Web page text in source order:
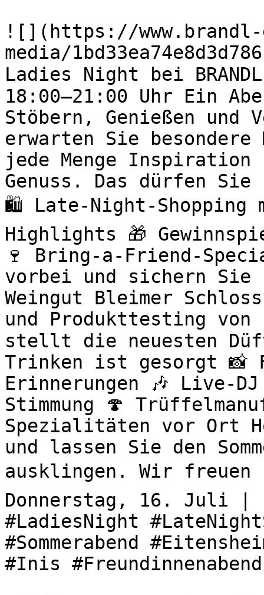
![](https://
media/
Ladies Night bei
18:00–21:00 Uhr Ein
Stöbern, Genießen und
erwarten Sie besondere
jede Menge
Genuss. Das dürfen
🛍️ Late-Night-
Highlights 🎁
🍷 Bring-a-Friend-
vorbei und sichern Sie
Weingut Bleimer
und Produkttesting
stellt die neuesten
Trinken ist gesorgt 📸
Erinnerungen 🎶
Stimmung 🍄
Spezialitäten vor Ort
und lassen Sie den
ausklingen. Wir freuen
Donnerstag, 16. Juli |
#LadiesNight
#Sommerabend
#Inis